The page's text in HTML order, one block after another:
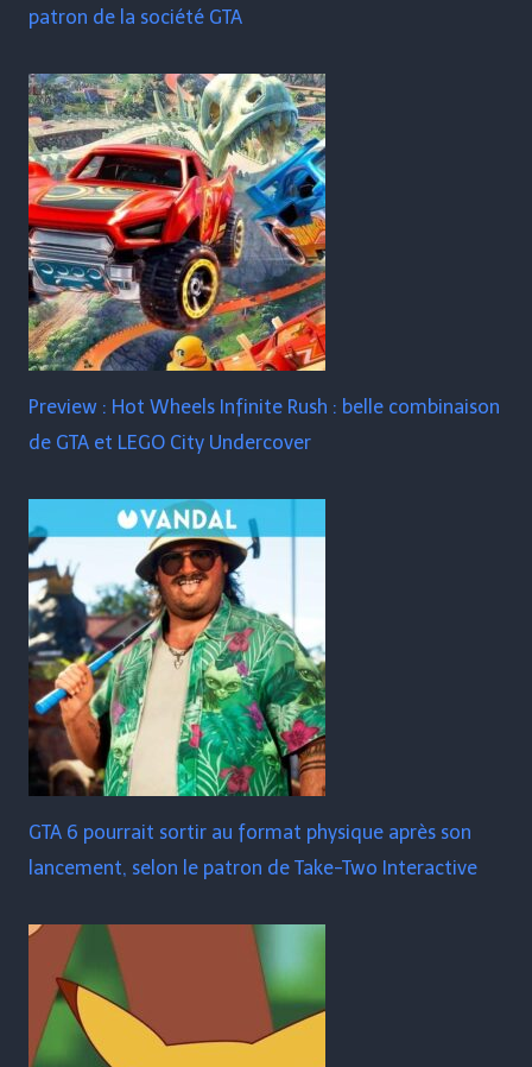
patron de la société GTA
Preview : Hot Wheels Infinite Rush : belle combinaison
de GTA et LEGO City Undercover
GTA 6 pourrait sortir au format physique après son
lancement, selon le patron de Take-Two Interactive